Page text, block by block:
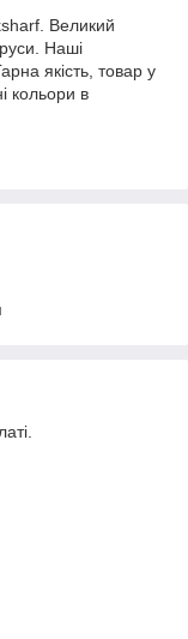
Великий
Наші
якість, товар у
кольори в